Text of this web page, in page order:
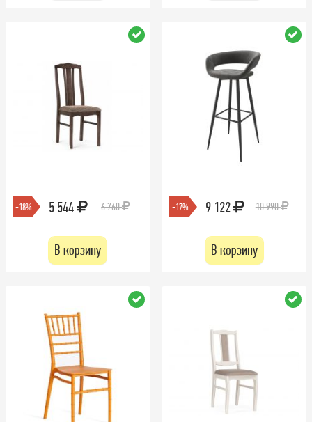
-18% 5 544 6 760
В корзину
-17% 9 122 10 990
В корзину